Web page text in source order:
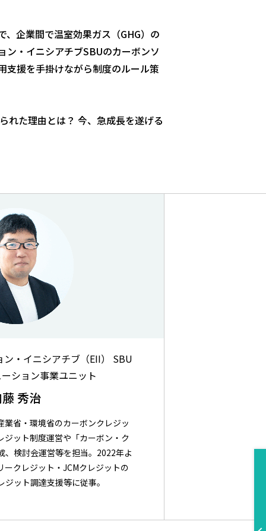
企業間で温室効果ガス（GHG）の
ン・イニシアチブSBUのカーボンソ
支援を手掛けながら制度のルール策
れた理由とは？ 今、急成長を遂げる
・イニシアチブ（EII） SBU
ション事業ユニット
秀治
業省・環境省のカーボンクレジッ
ット制度運営や「カーボン・ク
、検討会運営等を担当。2022年よ
クレジット・JCMクレジットの
ット調達支援等に従事。